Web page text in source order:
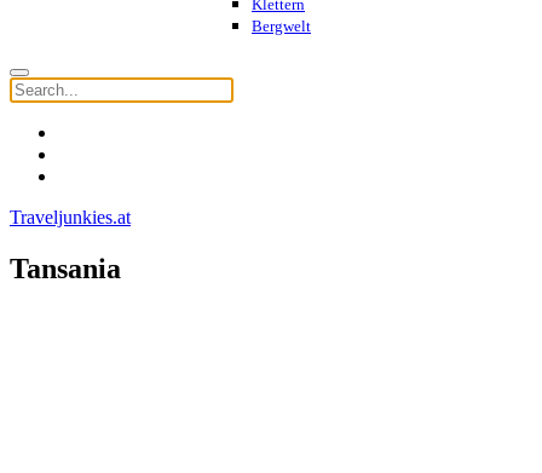
Klettern
Bergwelt
Traveljunkies.at
Tansania